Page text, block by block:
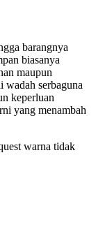
barangnya
biasanya
maupun
wadah serbaguna
keperluan
yang menambah
warna tidak